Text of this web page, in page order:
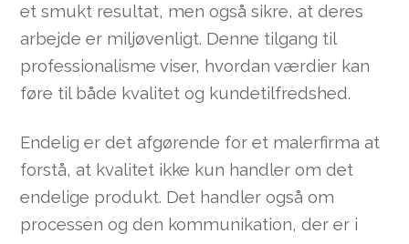
et smukt resultat, men også sikre, at deres
arbejde er miljøvenligt. Denne tilgang til
professionalisme viser, hvordan værdier kan
føre til både kvalitet og kundetilfredshed.
Endelig er det afgørende for et malerfirma at
forstå, at kvalitet ikke kun handler om det
endelige produkt. Det handler også om
processen og den kommunikation, der er i